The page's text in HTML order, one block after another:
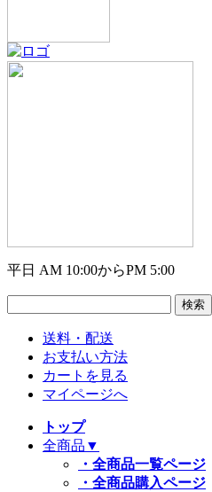
平日 AM 10:00からPM 5:00
送料・配送
お支払い方法
カートを見る
マイページへ
トップ
全商品 ▼
・全商品一覧ページ
・全商品購入ページ